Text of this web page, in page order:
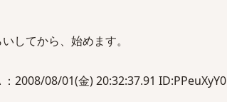
してから、始めます。
2008/08/01(金) 20:32:37.91 ID:PPeuXyY0